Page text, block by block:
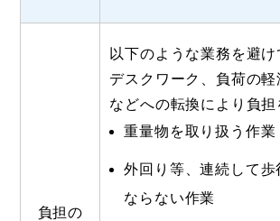
負担の
以下のような業務を避け
デスクワーク、負荷の
などへの転換により負担
重量物を取り扱う作業
外回り等、連続して歩
ならない作業